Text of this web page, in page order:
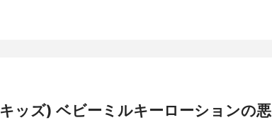
ッズ) ベビーミルキーローションの悪